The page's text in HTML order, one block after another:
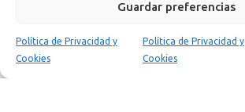
Guardar preferencias
Política de Privacidad y
Cookies
Política de Privacidad y
Cookies
0
Carrito
Mi cuenta